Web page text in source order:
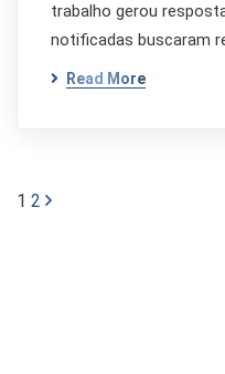
trabalho gerou
notificadas buscaram
Read More
1 2